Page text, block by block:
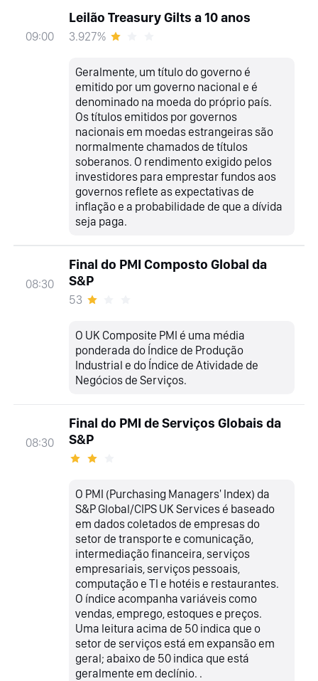
09:00
Leilão Treasury Gilts a 10 anos
3.927%
Geralmente, um título do governo é
emitido por um governo nacional e é
denominado na moeda do próprio país.
Os títulos emitidos por governos
nacionais em moedas estrangeiras são
normalmente chamados de títulos
soberanos. O rendimento exigido pelos
investidores para emprestar fundos aos
governos reflete as expectativas de
inflação e a probabilidade de que a dívida
seja paga.
08:30
Final do PMI Composto Global da
S&P
53
O UK Composite PMI é uma média
ponderada do Índice de Produção
Industrial e do Índice de Atividade de
Negócios de Serviços.
08:30
Final do PMI de Serviços Globais da
S&P
O PMI (Purchasing Managers' Index) da
S&P Global/CIPS UK Services é baseado
em dados coletados de empresas do
setor de transporte e comunicação,
intermediação financeira, serviços
empresariais, serviços pessoais,
computação e TI e hotéis e restaurantes.
O índice acompanha variáveis como
vendas, emprego, estoques e preços.
Uma leitura acima de 50 indica que o
setor de serviços está em expansão em
geral; abaixo de 50 indica que está
geralmente em declínio. .